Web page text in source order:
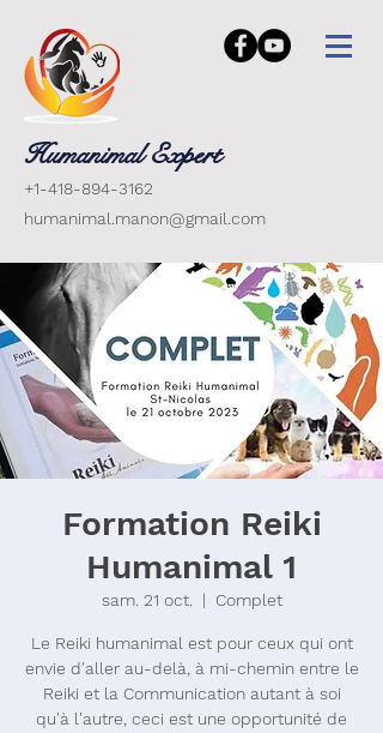
Humanimal Expert
+1-418-894-3162
humanimal.manon@gmail.com
Formation Reiki
Humanimal 1
sam. 21 oct.
  |
Complet
Le Reiki humanimal est pour ceux qui ont
envie d'aller au-delà, à mi-chemin entre le
Reiki et la Communication autant à soi
qu'à l'autre, ceci est une opportunité de